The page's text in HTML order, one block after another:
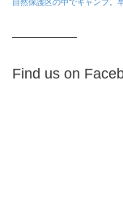
自然保護区の中でキャンプ。
Find us on